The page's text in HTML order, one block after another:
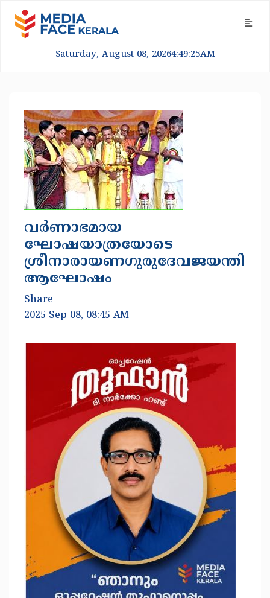
Saturday, August 08, 20264:49:26AM
വർണാഭമായ
ഘോഷയാത്രയോടെ
ശ്രീനാരായണഗുരുദേവജയന്തി
ആഘോഷം
Share
2025 Sep 08, 08:45 AM